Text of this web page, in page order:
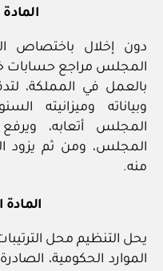
دون إخلال باختصاص
المجلس مراجع حسابات
بالعمل في المملكة،
وبياناته وميزانيته
المجلس أتعابه،
المجلس، ومن ثم يزود
منه.
يحل التنظيم محل